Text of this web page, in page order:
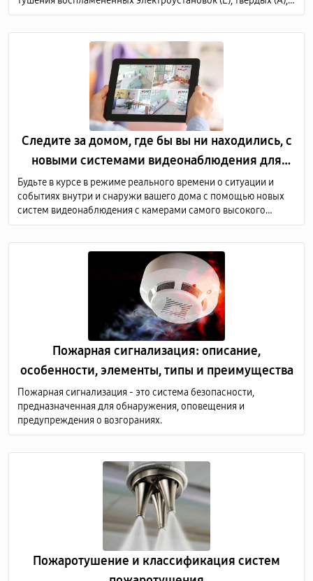
жидких (В) и газообразных (С) горючих веществ по всему
Следите за домом, где бы вы ни находились, с
новыми системами видеонаблюдения для
дома
Будьте в курсе в режиме реального времени о ситуации и
событиях внутри и снаружи вашего дома с помощью новых
систем видеонаблюдения с камерами самого высокого
качества. Мы предоставляем услуги по продаже и монтажу
Пожарная сигнализация: описание,
особенности, элементы, типы и преимущества
Пожарная сигнализация - это система безопасности,
предназначенная для обнаружения, оповещения и
предупреждения о возгораниях.
Пожаротушение и классификация систем